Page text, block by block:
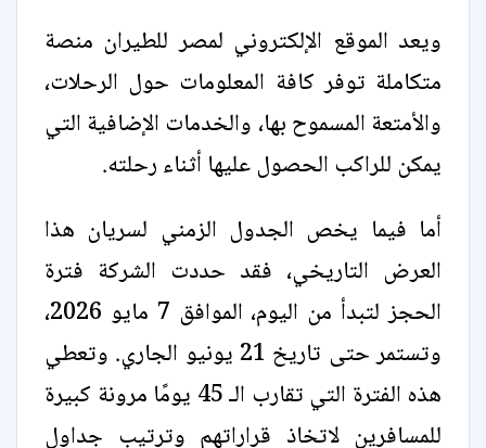
ويعد الموقع الإلكتروني لمصر للطيران منصة
متكاملة توفر كافة المعلومات حول الرحلات،
والأمتعة المسموح بها، والخدمات الإضافية التي
يمكن للراكب الحصول عليها أثناء رحلته.
أما فيما يخص الجدول الزمني لسريان هذا
العرض التاريخي، فقد حددت الشركة فترة
الحجز لتبدأ من اليوم، الموافق 7 مايو 2026،
وتستمر حتى تاريخ 21 يونيو الجاري. وتعطي
هذه الفترة التي تقارب الـ 45 يومًا مرونة كبيرة
للمسافرين لاتخاذ قراراتهم وترتيب جداول